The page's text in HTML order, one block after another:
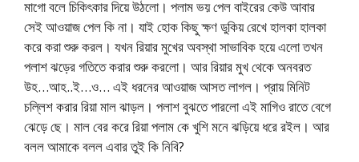
মাগো বলে চিকিৎকার দিয়ে উঠলো। পলাম ভয় পেল বাইরের কেউ আবার
সেই আওয়াজ পেল কি না। যাই হোক কিছু ক্ষণ ডুকিয় রেখে হালকা হালকা
করে করা শুরু করল। যখন রিয়ার মুখের অবস্থা সাভাবিক হয়ে এলো তখন
পলাশ ঝড়ের গতিতে করার শুরু করলো। আর রিয়ার মুখ থেকে অনবরত
উহ…আহ..ই…ও… এই ধরনের আওয়াজ আসত লাগল। প্রায় মিনিট
চল্লিশ করার রিয়া মাল ঝাড়ল। পলাশ বুঝতে পারলো এই মাগিও রাতে বেগে
ঝেড়ে ছে। মাল বের করে রিয়া পলাম কে খুশি মনে ঝড়িয়ে ধরে রইল। আর
বলল আমাকে বলল এবার তুই কি নিবি?